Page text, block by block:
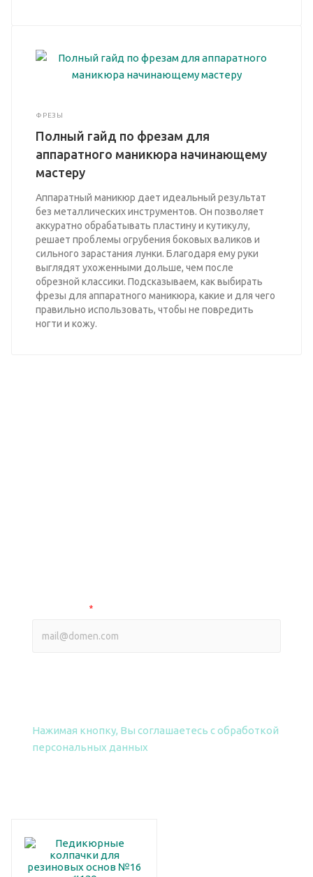
ФРЕЗЫ
Полный гайд по фрезам для
аппаратного маникюра начинающему
мастеру
Аппаратный маникюр дает идеальный результат
без металлических инструментов. Он позволяет
аккуратно обрабатывать пластину и кутикулу,
решает проблемы огрубения боковых валиков и
сильного зарастания лунки. Благодаря ему руки
выглядят ухоженными дольше, чем после
обрезной классики. Подсказываем, как выбирать
фрезы для аппаратного маникюра, какие и для чего
правильно использовать, чтобы не повредить
ногти и кожу.
*
Нажимая кнопку, Вы соглашаетесь с обработкой
персональных данных